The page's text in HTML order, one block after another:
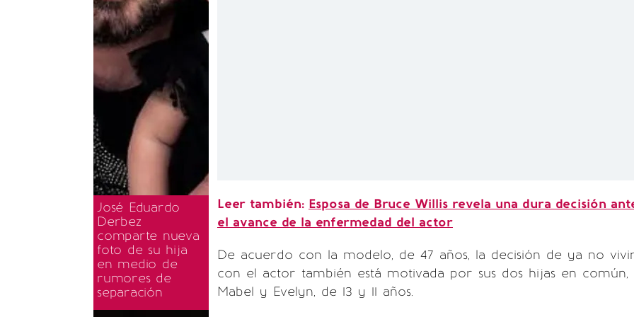
José Eduardo
Derbez
comparte nueva
foto de su hija
en medio de
rumores de
separación
Leer también: Esposa de Bruce Willis revela una dura decisión
el avance de la enfermedad del actor
De acuerdo con la modelo, de 47 años, la decisión de ya no
con el actor también está motivada por sus dos hijas en común,
Mabel y Evelyn, de 13 y 11 años.